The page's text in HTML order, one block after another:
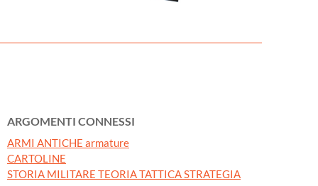
ARGOMENTI CONNESSI
ARMI ANTICHE armature
CARTOLINE
STORIA MILITARE TEORIA TATTICA STRATEGIA